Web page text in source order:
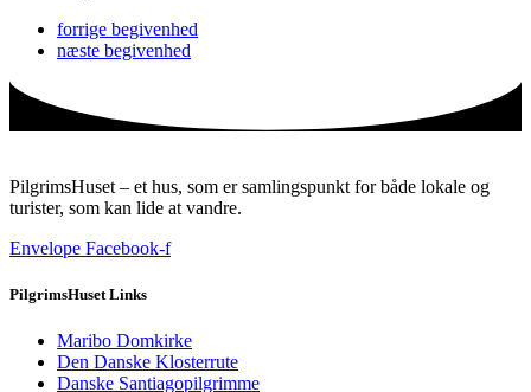
forrige begivenhed
næste begivenhed
PilgrimsHuset – et hus, som er samlingspunkt for både lokale og
turister, som kan lide at vandre.
Envelope Facebook-f
PilgrimsHuset Links
Maribo Domkirke
Den Danske Klosterrute
Danske Santiagopilgrimme